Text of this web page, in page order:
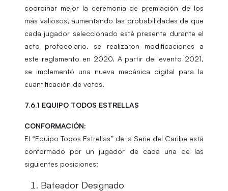
coordinar mejor la ceremonia de premiación de los
más valiosos, aumentando las probabilidades de que
cada jugador seleccionado esté presente durante el
acto protocolario, se realizaron modificaciones a
este reglamento en 2020. A partir del evento 2021,
se implementó una nueva mecánica digital para la
cuantificación de votos.
7.6.1 EQUIPO TODOS ESTRELLAS
CONFORMACIÓN:
El “Equipo Todos Estrellas” de la Serie del Caribe está
conformado por un jugador de cada una de las
siguientes posiciones:
Bateador Designado